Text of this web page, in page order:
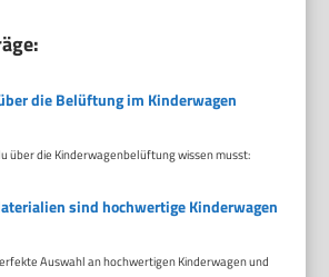
die Belüftung im Kinderwagen
über die Kinderwagenbelüftung wissen musst:
sind hochwertige Kinderwagen
Auswahl an hochwertigen Kinderwagen und